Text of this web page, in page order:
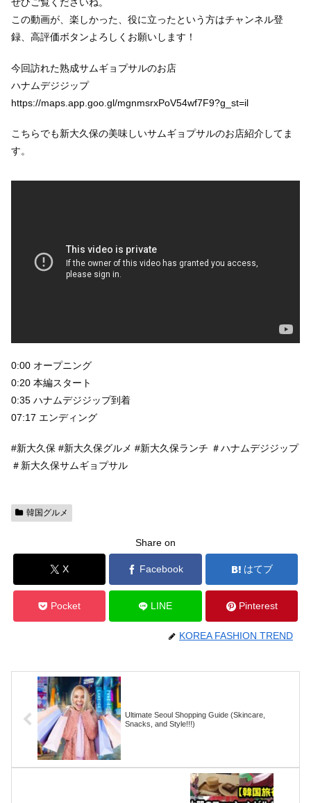
この動画が、楽しかった、役に立ったという方はチャンネル登
録、高評価ボタンよろしくお願いします！
今回訪れた熟成サムギョプサルのお店
ハナムデジジップ
https://maps.app.goo.gl/mgnmsrxPoV54wf7F9?g_st=il
こちらでも新大久保の美味しいサムギョプサルのお店紹介してま
す。
0:00 オープニング
0:20 本編スタート
0:35 ハナムデジジップ到着
07:17 エンディング
#新大久保 #新大久保グルメ #新大久保ランチ ＃ハナムデジジップ
＃新大久保サムギョプサル
韓国グルメ
Share on
X Facebook はてブ
Pocket LINE Pinterest
KOREA FASHION TREND
Ultimate Seoul Shopping Guide (Skincare,
Snacks, and Style!!!)